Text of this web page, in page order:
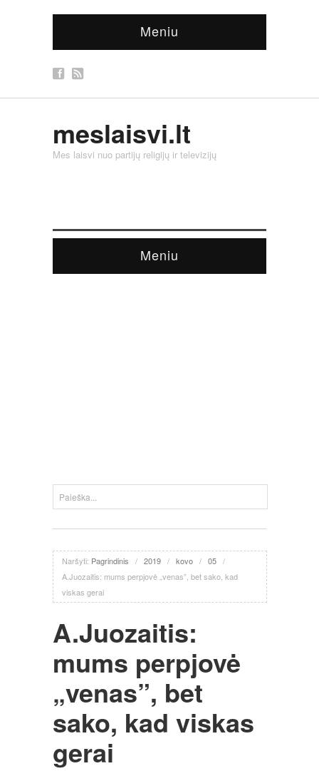
Meniu
meslaisvi.lt
Mes laisvi nuo partijų religijų ir televizijų
Meniu
Naršyti: Pagrindinis / 2019 / kovo / 05 /
A.Juozaitis: mums perpjovė „venas”, bet sako, kad
viskas gerai
A.Juozaitis:
mums perpjovė
„venas”, bet
sako, kad viskas
gerai